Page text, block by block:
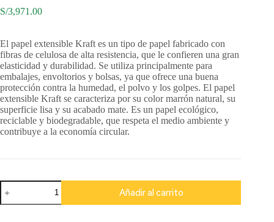
S/3,971.00
El papel extensible Kraft es un tipo de papel fabricado con
fibras de celulosa de alta resistencia, que le confieren una gran
elasticidad y durabilidad. Se utiliza principalmente para
embalajes, envoltorios y bolsas, ya que ofrece una buena
protección contra la humedad, el polvo y los golpes. El papel
extensible Kraft se caracteriza por su color marrón natural, su
superficie lisa y su acabado mate. Es un papel ecológico,
reciclable y biodegradable, que respeta el medio ambiente y
contribuye a la economía circular.
Bobinas
de
Papel
Añadir al carrito